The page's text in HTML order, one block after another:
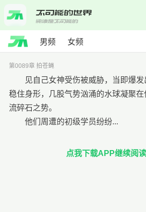
男频 女频
第0089章 拍苍蝇
见自己女神受伤被威胁，当即爆
稳住身形，几股气势汹涌的水球凝聚
流碎石之势。
他们周遭的初级学员纷纷...
点我下载APP继续阅读